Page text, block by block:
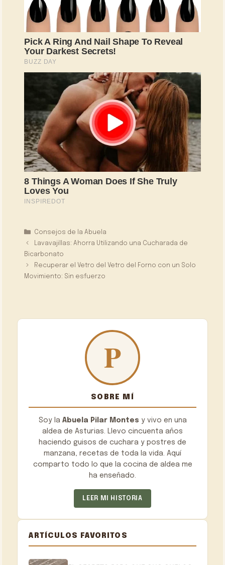
Categorías
Consejos de la Abuela
Lavavajillas: Ahorra Utilizando una Cucharada de
Bicarbonato
Recuperar el Vetro del Vetro del Forno con un Solo
Movimiento: Sin esfuerzo
SOBRE MÍ
Soy la Abuela Pilar Montes y vivo en una
aldea de Asturias. Llevo cincuenta años
haciendo guisos de cuchara y postres de
manzana, recetas de toda la vida. Aquí
comparto todo lo que la cocina de aldea me
ha enseñado.
LEER MI HISTORIA
ARTÍCULOS FAVORITOS